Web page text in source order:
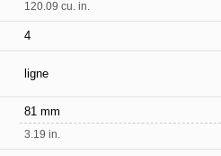
120.09 cu. in.
4
ligne
81 mm
3.19 in.